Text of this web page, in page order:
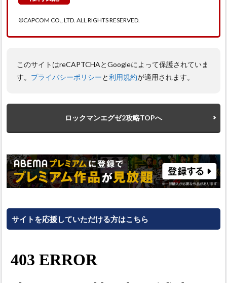
©CAPCOM CO., LTD. ALL RIGHTS RESERVED.
このサイトはreCAPTCHAとGoogleによって保護されていま
す。 プライバシーポリシーと利用規約が適用されます。
ロックマンエグゼ2攻略TOPへ
サイトを応援していただける方はこちら